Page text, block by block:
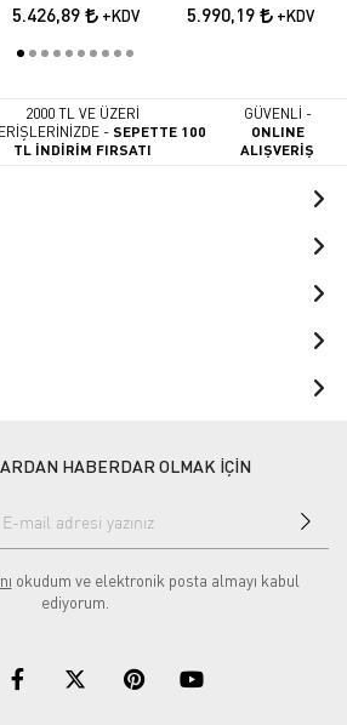
5.426,89 +KDV
Ayakkabısı
5.990,19 +KDV
2000 TL VE ÜZERİ
-SEPETTE 100
TL İNDİRİM FIRSATI
GÜVENLİ -
ONLINE
ALIŞVERİŞ
HABERDAR OLMAK İÇİN
okudum ve elektronik posta almayı kabul
ediyorum.